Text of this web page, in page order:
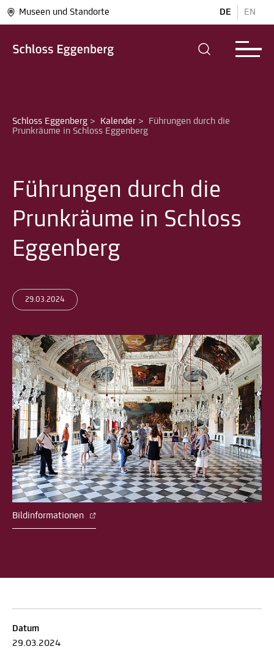
Museen und Standorte DE EN
Schloss Eggenberg > Kalender >
Führungen durch die
Prunkräume in Schloss Eggenberg
Führungen durch die
Prunkräume in Schloss
Eggenberg
29.03.2024
Bildinformationen
Datum
29.03.2024